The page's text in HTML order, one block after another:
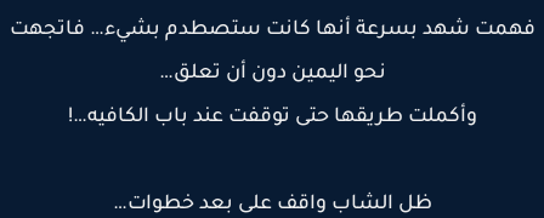
شهد بسرعة أنها كانت ستصطدم بشيء… فاتجهت
نحو اليمين دون أن تعلق…
وأكملت طريقها حتى توقفت عند باب الكافيه…!
ظل الشاب واقف على بعد خطوات…